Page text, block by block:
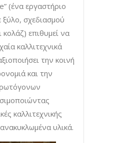
(ένα εργαστήριο
σχεδιασμού
κολάζ) επιθυμεί να
καλλιτεχνικά
την κοινή
και την
καλλιτεχνικής
υλικά.